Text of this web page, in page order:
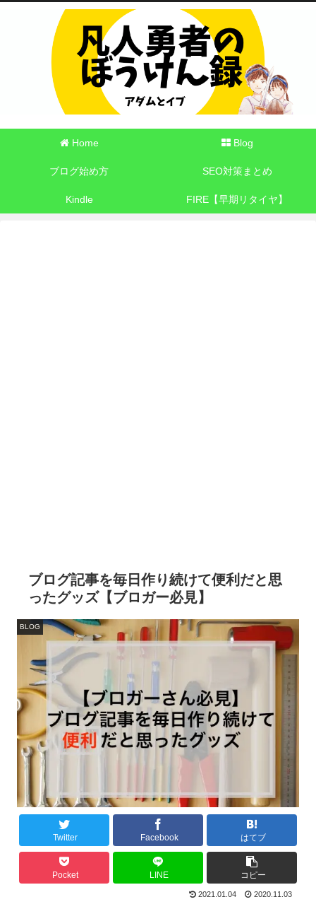
Home Blog
ブログ始め方 SEO対策まとめ
Kindle FIRE【早期リタイヤ】
ブログ記事を毎日作り続けて便利だと思
ったグッズ【ブロガー必見】
BLOG
Twitter Facebook はてブ
Pocket LINE コピー
2021.01.04 2020.11.03